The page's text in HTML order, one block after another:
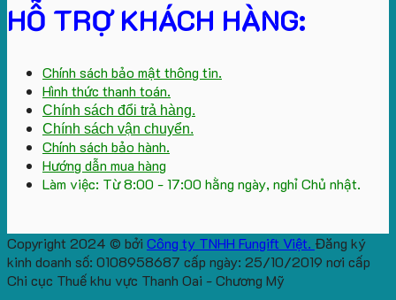
HỖ TRỢ KHÁCH HÀNG:
Chính sách bảo mật thông tin.
Hình thức thanh toán.
Chính sách đổi trả hàng.
Chính sách vận chuyển.
Chính sách bảo hành.
Hướng dẫn mua hàng
Làm việc: Từ 8:00 - 17:00 hằng ngày, nghỉ Chủ nhật.
Copyright 2024 © bởi Công ty TNHH Fungift Việt. Đăng ký
kinh doanh số: 0108958687 cấp ngày: 25/10/2019 nơi cấp
Chi cục Thuế khu vực Thanh Oai - Chương Mỹ